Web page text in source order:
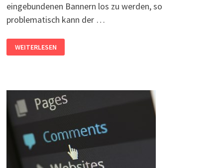
eingebundenen Bannern los zu werden, so
problematisch kann der …
EIN
ADBLOCKER
WEITERLESEN